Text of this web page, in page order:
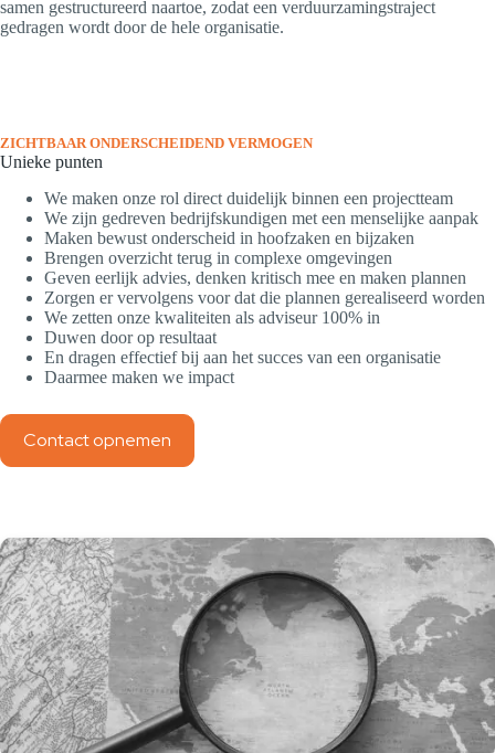
samen gestructureerd naartoe, zodat een verduurzamingstraject
gedragen wordt door de hele organisatie.
ZICHTBAAR ONDERSCHEIDEND VERMOGEN
Unieke punten
We maken onze rol direct duidelijk binnen een projectteam
We zijn gedreven bedrijfskundigen met een menselijke aanpak
Maken bewust onderscheid in hoofzaken en bijzaken
Brengen overzicht terug in complexe omgevingen
Geven eerlijk advies, denken kritisch mee en maken plannen
Zorgen er vervolgens voor dat die plannen gerealiseerd worden
We zetten onze kwaliteiten als adviseur 100% in
Duwen door op resultaat
En dragen effectief bij aan het succes van een organisatie
Daarmee maken we impact
Contact opnemen